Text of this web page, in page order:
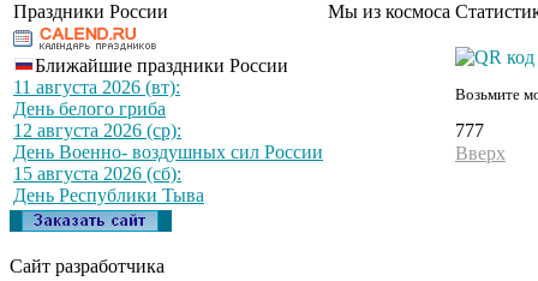
Праздники России Мы из космоса
Ближайшие праздники России
11 августа 2026 (вт):
День белого гриба
12 августа 2026 (ср):
День Военно- воздушных сил России
15 августа 2026 (сб):
День Республики Тыва
Возьмите
777
Вверх
Сайт разработчика